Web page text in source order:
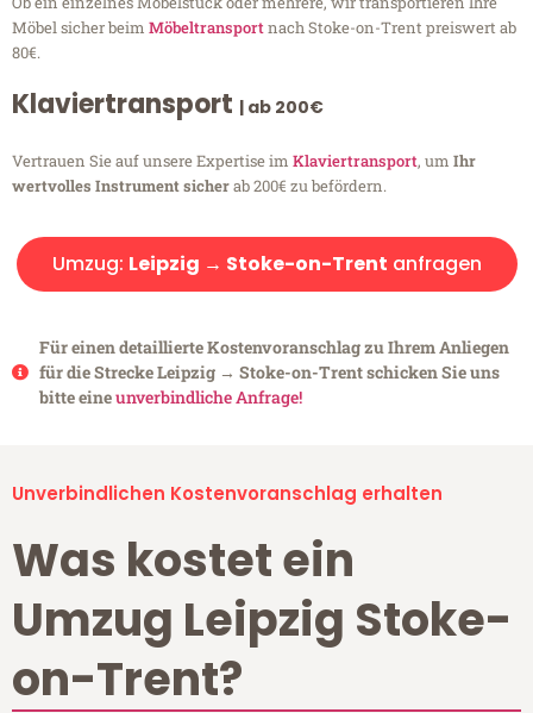
Möbel sicher beim Möbeltransportnach Stoke-on-Trent preiswert ab
80€.
Klaviertransport | ab 200€
Vertrauen Sie auf unsere Expertise im Klaviertransport, um Ihr
wertvolles Instrument sicherab 200€ zu befördern.
Umzug: Leipzig → Stoke-on-Trent anfragen
Für einen detaillierte Kostenvoranschlag zu Ihrem Anliegen
für die Strecke Leipzig → Stoke-on-Trent schicken Sie uns
bitte eineunverbindliche Anfrage!
Unverbindlichen Kostenvoranschlag erhalten
Was kostet ein
Umzug Leipzig Stoke-
on-Trent?